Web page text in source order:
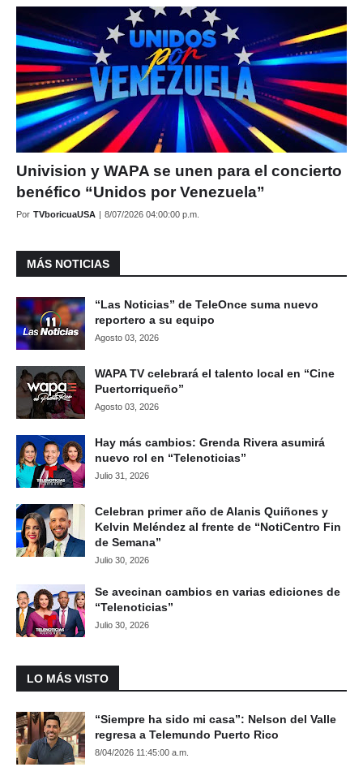
Univision y WAPA se unen para el concierto
benéfico “Unidos por Venezuela”
Por TVboricuaUSA | 8/07/2026 04:00:00 p.m.
MÁS NOTICIAS
“Las Noticias” de TeleOnce suma nuevo
reportero a su equipo
Agosto 03, 2026
WAPA TV celebrará el talento local en “Cine
Puertorriqueño”
Agosto 03, 2026
Hay más cambios: Grenda Rivera asumirá
nuevo rol en “Telenoticias”
Julio 31, 2026
Celebran primer año de Alanis Quiñones y
Kelvin Meléndez al frente de “NotiCentro Fin
de Semana”
Julio 30, 2026
Se avecinan cambios en varias ediciones de
“Telenoticias”
Julio 30, 2026
LO MÁS VISTO
“Siempre ha sido mi casa”: Nelson del Valle
regresa a Telemundo Puerto Rico
8/04/2026 11:45:00 a.m.